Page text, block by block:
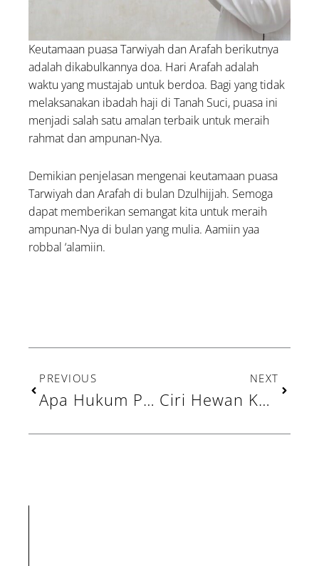
Keutamaan puasa Tarwiyah dan Arafah berikutnya
adalah dikabulkannya doa. Hari Arafah adalah
waktu yang mustajab untuk berdoa. Bagi yang tidak
melaksanakan ibadah haji di Tanah Suci, puasa ini
menjadi salah satu amalan terbaik untuk meraih
rahmat dan ampunan-Nya.
Demikian penjelasan mengenai keutamaan puasa
Tarwiyah dan Arafah di bulan Dzulhijjah. Semoga
dapat memberikan semangat kita untuk meraih
ampunan-Nya di bulan yang mulia. Aamiin yaa
robbal ‘alamiin.
PREVIOUS
Apa Hukum Patungan Kurban Menurut Syariat Islam? Ini Penjelasannya
NEXT
Ciri Hewan Kurban yang Sehat Menurut Syariat, Apa Saja?